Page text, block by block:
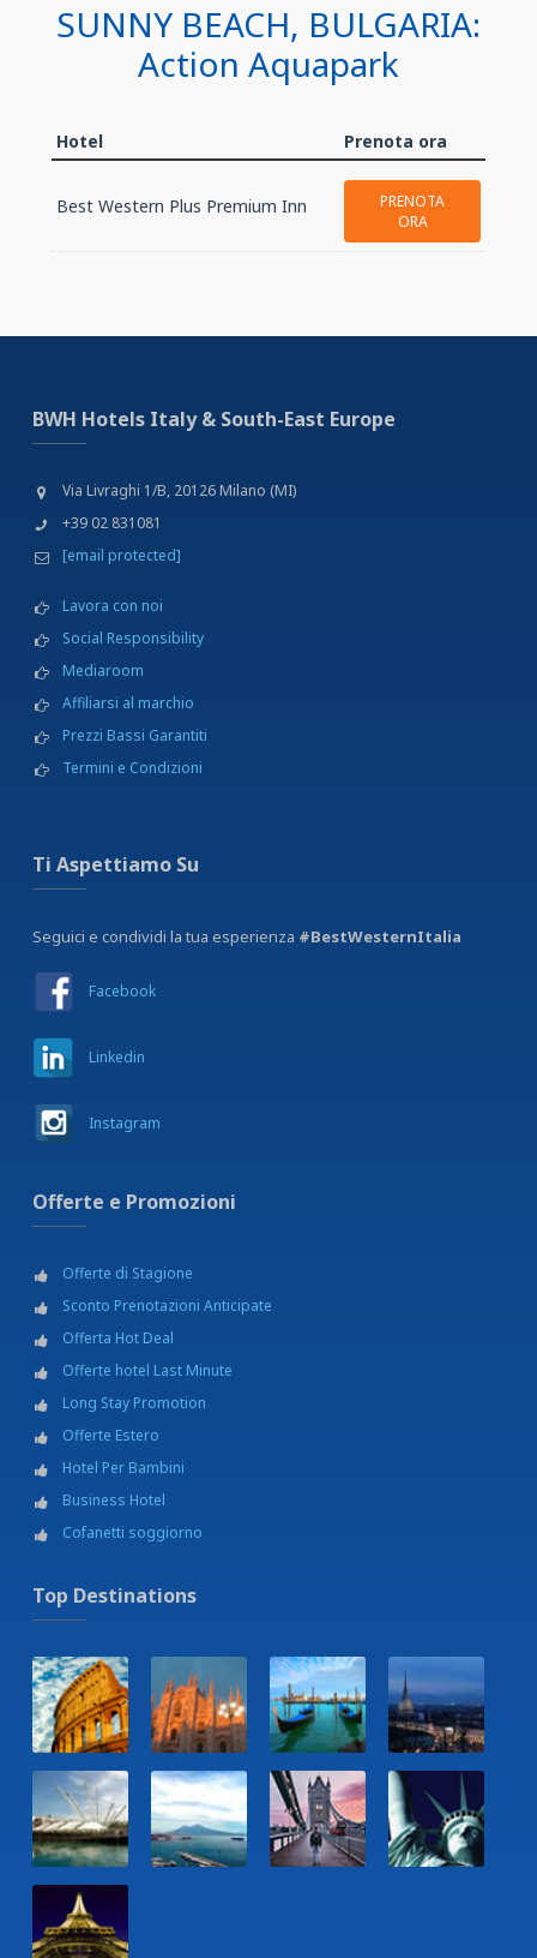
SUNNY BEACH, BULGARIA:
Action Aquapark
Hotel Prenota ora
Best Western Plus Premium Inn
PRENOTA
ORA
BWH Hotels Italy & South-East Europe
Via Livraghi 1/B, 20126 Milano (MI)
+39 02 831081
[email protected]
Lavora con noi
Social Responsibility
Mediaroom
Affiliarsi al marchio
Prezzi Bassi Garantiti
Termini e Condizioni
Ti Aspettiamo Su
Seguici e condividi la tua esperienza #BestWesternItalia
Facebook
Linkedin
Instagram
Offerte e Promozioni
Offerte di Stagione
Sconto Prenotazioni Anticipate
Offerta Hot Deal
Offerte hotel Last Minute
Long Stay Promotion
Offerte Estero
Hotel Per Bambini
Business Hotel
Cofanetti soggiorno
Top Destinations